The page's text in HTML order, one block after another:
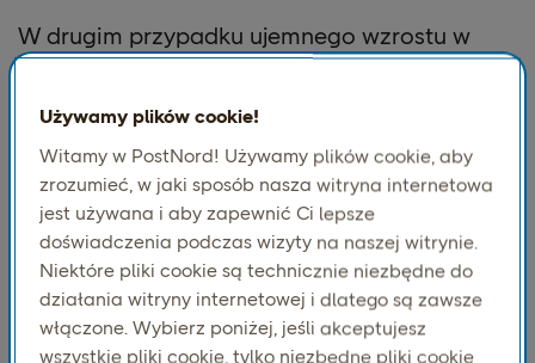
W drugim przypadku ujemnego wzrostu w
odnotował niewielki spadek, a całoroczny
rozwój wyniósł minus 2% w 2023 roku.
Chociaż jest to lepszy wynik niż spadek o 7%
w 2022 r., nadal wskazuje na trudny rok dla
handlu internetowego.
Biorąc to pod uwagę, pomiędzy poszczególnymi
branżami istnieją znaczne rozbieżności. Rozbieżności
Używamy plików cookie!
Witamy w PostNord! Używamy plików cookie, aby
zrozumieć, w jaki sposób nasza witryna internetowa
jest używana i aby zapewnić Ci lepsze
doświadczenia podczas wizyty na naszej witrynie.
Niektóre pliki cookie są technicznie niezbędne do
działania witryny internetowej i dlatego są zawsze
włączone. Wybierz poniżej, jeśli akceptujesz
wszystkie pliki cookie, tylko niezbędne pliki cookie